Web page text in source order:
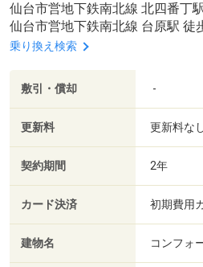
仙台市営地下鉄南北線 北四番丁
仙台市営地下鉄南北線 台原駅 徒
乗り換え検索
敷引・償却 -
更新料 更新料な
契約期間 2年
カード決済 初期費用
建物名 コンフォ